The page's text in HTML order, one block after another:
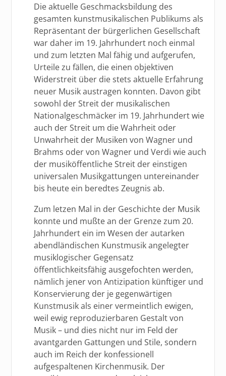
Die aktuelle Geschmacksbildung des
gesamten kunstmusikalischen Publikums als
Repräsentant der bürgerlichen Gesellschaft
war daher im 19. Jahrhundert noch einmal
und zum letzten Mal fähig und aufgerufen,
Urteile zu fällen, die einen objektiven
Widerstreit über die stets aktuelle Erfahrung
neuer Musik austragen konnten. Davon gibt
sowohl der Streit der musikalischen
Nationalgeschmäcker im 19. Jahrhundert wie
auch der Streit um die Wahrheit oder
Unwahrheit der Musiken von Wagner und
Brahms oder von Wagner und Verdi wie auch
der musiköffentliche Streit der einstigen
universalen Musikgattungen untereinander
bis heute ein beredtes Zeugnis ab.
Zum letzen Mal in der Geschichte der Musik
konnte und mußte an der Grenze zum 20.
Jahrhundert ein im Wesen der autarken
abendländischen Kunstmusik angelegter
musiklogischer Gegensatz
öffentlichkeitsfähig ausgefochten werden,
nämlich jener von Antizipation künftiger und
Konservierung der je gegenwärtigen
Kunstmusik als einer vermeintlich ewigen,
weil ewig reproduzierbaren Gestalt von
Musik – und dies nicht nur im Feld der
avantgarden Gattungen und Stile, sondern
auch im Reich der konfessionell
aufgespaltenen Kirchenmusik. Der